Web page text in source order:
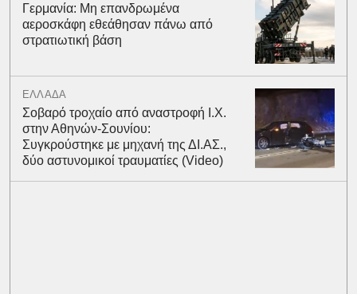
Γερμανία: Μη επανδρωμένα
αεροσκάφη εθεάθησαν πάνω από
στρατιωτική βάση
ΕΛΛΑΔΑ
Σοβαρό τροχαίο από αναστροφή Ι.Χ.
στην Αθηνών-Σουνίου:
Συγκρούστηκε με μηχανή της ΔΙ.ΑΣ.,
δύο αστυνομικοί τραυματίες (Video)